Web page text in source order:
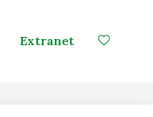
Extranet